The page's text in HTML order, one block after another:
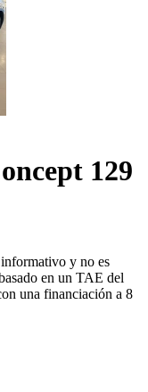
129
y no es
en un TAE del
una financiación a 8